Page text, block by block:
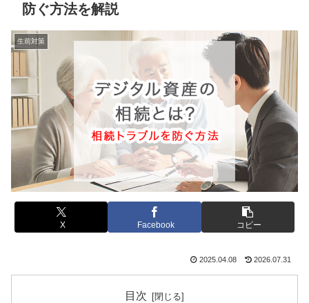
防ぐ方法を解説
生前対策
X Facebook コピー
2025.04.08 2026.07.31
目次